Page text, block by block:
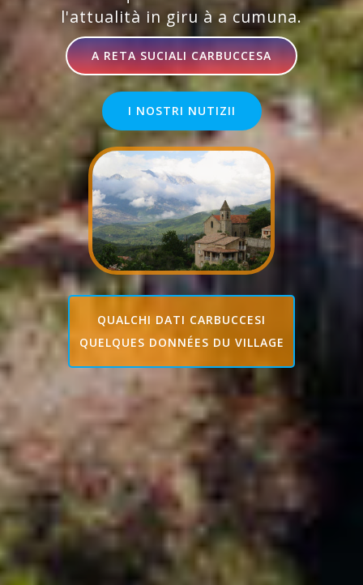
l'attualità in giru à a cumuna.
A RETA SUCIALI CARBUCCESA
I NOSTRI NUTIZII
QUALCHI DATI CARBUCCESI
QUELQUES DONNÉES DU VILLAGE